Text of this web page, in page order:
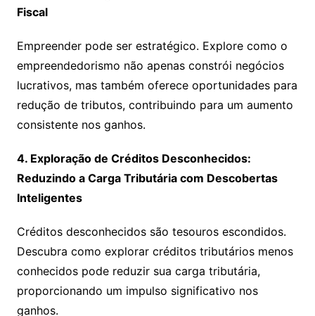
Fiscal
Empreender pode ser estratégico. Explore como o
empreendedorismo não apenas constrói negócios
lucrativos, mas também oferece oportunidades para
redução de tributos, contribuindo para um aumento
consistente nos ganhos.
4. Exploração de Créditos Desconhecidos:
Reduzindo a Carga Tributária com Descobertas
Inteligentes
Créditos desconhecidos são tesouros escondidos.
Descubra como explorar créditos tributários menos
conhecidos pode reduzir sua carga tributária,
proporcionando um impulso significativo nos
ganhos.